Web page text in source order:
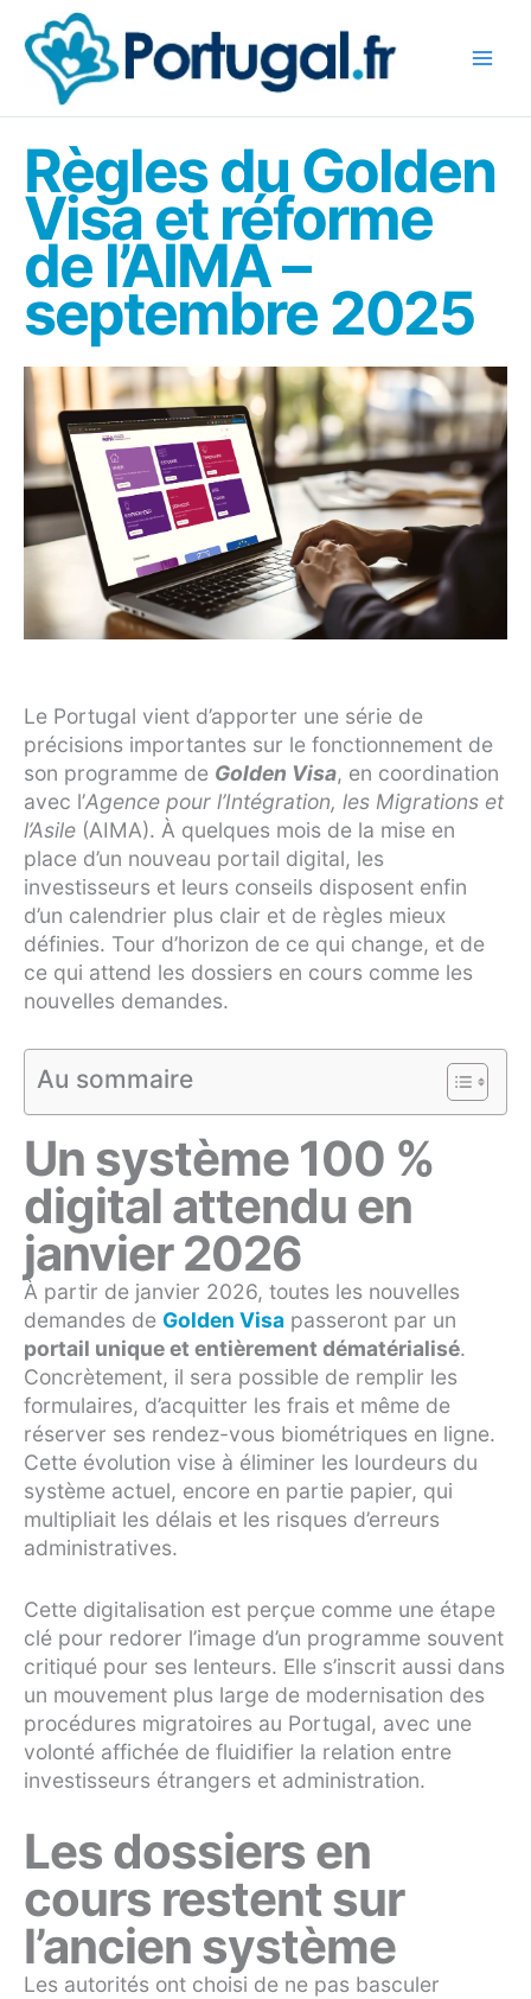
contenu
Règles du Golden
Visa et réforme
de l’AIMA –
septembre 2025
Le Portugal vient d’apporter une série de
précisions importantes sur le fonctionnement de
son programme de Golden Visa, en coordination
avec l’Agence pour l’Intégration, les Migrations et
l’Asile (AIMA). À quelques mois de la mise en
place d’un nouveau portail digital, les
investisseurs et leurs conseils disposent enfin
d’un calendrier plus clair et de règles mieux
définies. Tour d’horizon de ce qui change, et de
ce qui attend les dossiers en cours comme les
nouvelles demandes.
Au sommaire
Un système 100 %
digital attendu en
janvier 2026
À partir de janvier 2026, toutes les nouvelles
demandes de Golden Visa passeront par un
portail unique et entièrement dématérialisé.
Concrètement, il sera possible de remplir les
formulaires, d’acquitter les frais et même de
réserver ses rendez-vous biométriques en ligne.
Cette évolution vise à éliminer les lourdeurs du
système actuel, encore en partie papier, qui
multipliait les délais et les risques d’erreurs
administratives.
Cette digitalisation est perçue comme une étape
clé pour redorer l’image d’un programme souvent
critiqué pour ses lenteurs. Elle s’inscrit aussi dans
un mouvement plus large de modernisation des
procédures migratoires au Portugal, avec une
volonté affichée de fluidifier la relation entre
investisseurs étrangers et administration.
Les dossiers en
cours restent sur
l’ancien système
Les autorités ont choisi de ne pas basculer